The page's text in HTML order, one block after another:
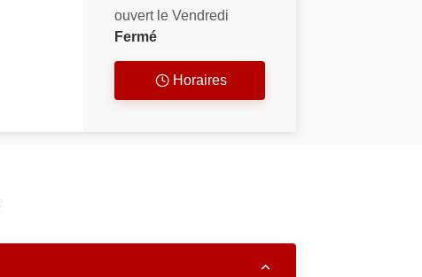
ouvert le Vendredi
Fermé
Horaires